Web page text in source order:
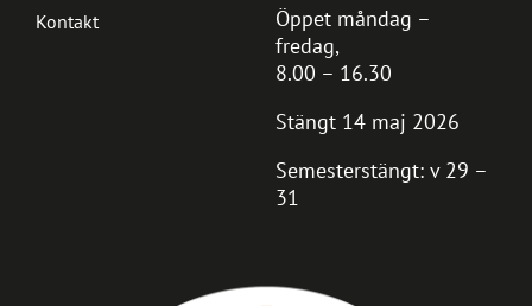
Öppet måndag –
fredag,
8.00 – 16.30
Stängt 14 maj 2026
Semesterstängt: v 29 –
31
Kontakt